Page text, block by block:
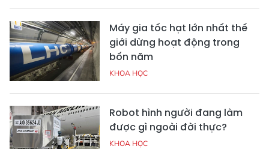
Máy gia tốc hạt lớn nhất thế
giới dừng hoạt động trong
bốn năm
KHOA HỌC
Robot hình người đang làm
được gì ngoài đời thực?
KHOA HỌC